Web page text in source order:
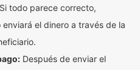
Si todo parece correcto,
el dinero a través de la
Después de enviar el